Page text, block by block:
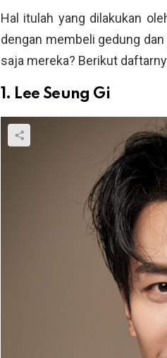
Hal itulah yang dilakukan
dengan membeli gedung
saja mereka? Berikut
1. Lee Seung Gi